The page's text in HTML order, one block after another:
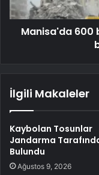
Manisa'da 600
İlgili Makaleler
Kaybolan Tosunlar
Jandarma
Bulundu
Ağustos 9, 2026